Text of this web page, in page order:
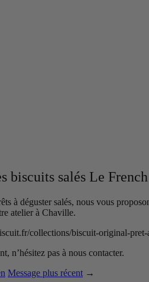
biscuits salés Le
à déguster salés, nous vous
atelier à Chaville.
collections/biscuit-original-pret-
n’hésitez pas à nous contacter.
Message plus récent →